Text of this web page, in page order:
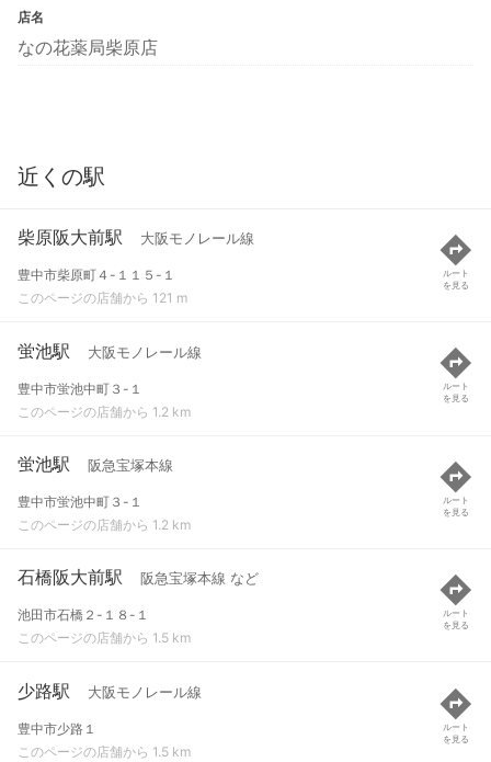
店名
なの花薬局柴原店
近くの駅
柴原阪大前駅 大阪モノレール線
豊中市柴原町４-１１５-１
このページの店舗から 121 m
ルート
を見る
蛍池駅 大阪モノレール線
豊中市蛍池中町３-１
このページの店舗から 1.2 km
ルート
を見る
蛍池駅 阪急宝塚本線
豊中市蛍池中町３-１
このページの店舗から 1.2 km
ルート
を見る
石橋阪大前駅 阪急宝塚本線 など
池田市石橋２-１８-１
このページの店舗から 1.5 km
ルート
を見る
少路駅 大阪モノレール線
豊中市少路１
このページの店舗から 1.5 km
ルート
を見る